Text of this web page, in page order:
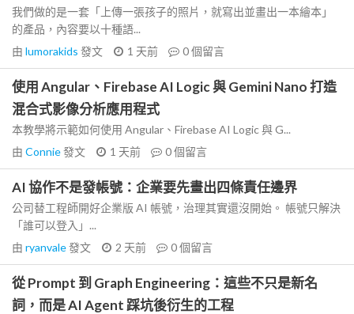
我們做的是一套「上傳一張孩子的照片，就寫出並畫出一本繪本」
的產品，內容要以十種語...
由 lumorakids 發文 1 天前 0個留言
使用 Angular、Firebase AI Logic 與 Gemini Nano 打造
混合式影像分析應用程式
本教學將示範如何使用 Angular、Firebase AI Logic 與 G...
由 Connie發文 1 天前 0個留言
AI 協作不是發帳號：企業要先畫出四條責任邊界
公司替工程師開好企業版 AI 帳號，治理其實還沒開始。 帳號只解決
「誰可以登入」...
由 ryanvale發文 2 天前 0個留言
從 Prompt 到 Graph Engineering：這些不只是新名
詞，而是 AI Agent 踩坑後衍生的工程